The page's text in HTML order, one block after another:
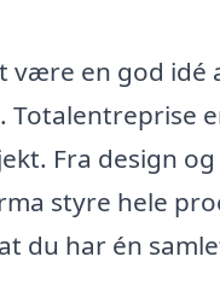
en god idé
Totalentreprise
Fra design
styre hele
du har én